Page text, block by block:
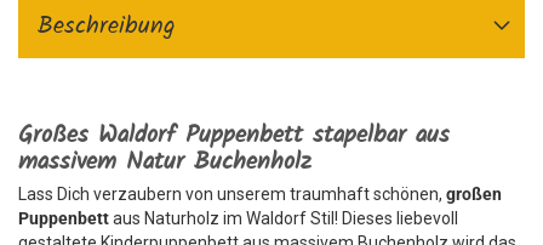
Beschreibung
Großes Waldorf Puppenbett stapelbar aus
massivem Natur Buchenholz
Lass Dich verzaubern von unserem traumhaft schönen, großen
Puppenbettaus Naturholz im Waldorf Stil! Dieses liebevoll